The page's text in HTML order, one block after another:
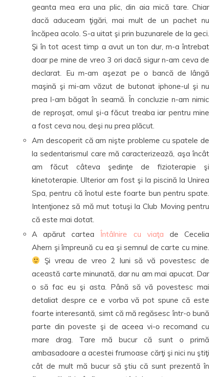
geanta mea era una plic, din aia mică tare. Chiar
dacă aduceam ţigări, mai mult de un pachet nu
încăpea acolo. S-a uitat şi prin buzunarele de la geci.
Şi în tot acest timp a avut un ton dur, m-a întrebat
doar pe mine de vreo 3 ori dacă sigur n-am ceva de
declarat. Eu m-am aşezat pe o bancă de lângă
maşină şi mi-am văzut de butonat iphone-ul şi nu
prea l-am băgat în seamă. În concluzie n-am nimic
de reproşat, omul şi-a făcut treaba iar pentru mine
a fost ceva nou, deşi nu prea plăcut.
Am descoperit că am nişte probleme cu spatele de
la sedentarismul care mă caracterizează, aşa încât
am făcut câteva şedinţe de fizioterapie şi
kinetoterapie. Ulterior am fost şi la piscină la Unirea
Spa, pentru că înotul este foarte bun pentru spate.
Intenţionez să mă mut totuşi la Club Moving pentru
că este mai dotat.
A apărut carteaÎntâlnire cu viaţa de Cecelia
Ahern şi împreună cu ea şi semnul de carte cu mine.
Şi vreau de vreo 2 luni să vă povestesc de
această carte minunată, dar nu am mai apucat. Dar
o să fac eu şi asta. Până să vă povestesc mai
detaliat despre ce e vorba vă pot spune că este
foarte interesantă, simt că mă regăsesc într-o bună
parte din poveste şi de aceea vi-o recomand cu
mare drag. Tare mă bucur că sunt o primă
ambasadoare a acestei frumoase cărţi şi nici nu ştiţi
cât de mult mă bucur să ştiu că sunt prezentă în